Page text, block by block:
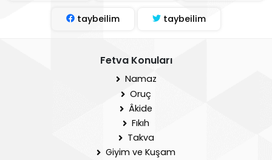
taybeilim taybeilim
Fetva Konuları
Namaz
Oruç
Âkide
Fıkıh
Takva
Giyim ve Kuşam